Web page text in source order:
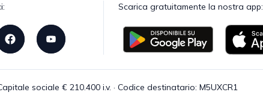
Scarica gratuitamente la nostra app:
sociale € 210.400 i.v. · Codice destinatario: M5UXCR1